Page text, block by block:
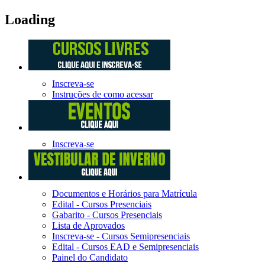
Loading
Inscreva-se
Instruções de como acessar
Inscreva-se
Documentos e Horários para Matrícula
Edital - Cursos Presenciais
Gabarito - Cursos Presenciais
Lista de Aprovados
Inscreva-se - Cursos Semipresenciais
Edital - Cursos EAD e Semipresenciais
Painel do Candidato